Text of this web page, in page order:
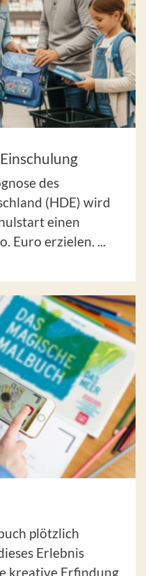
des
(HDE) wird
einen
Euro erzielen. ...
plötzlich
Erlebnis
kreative Erfindung